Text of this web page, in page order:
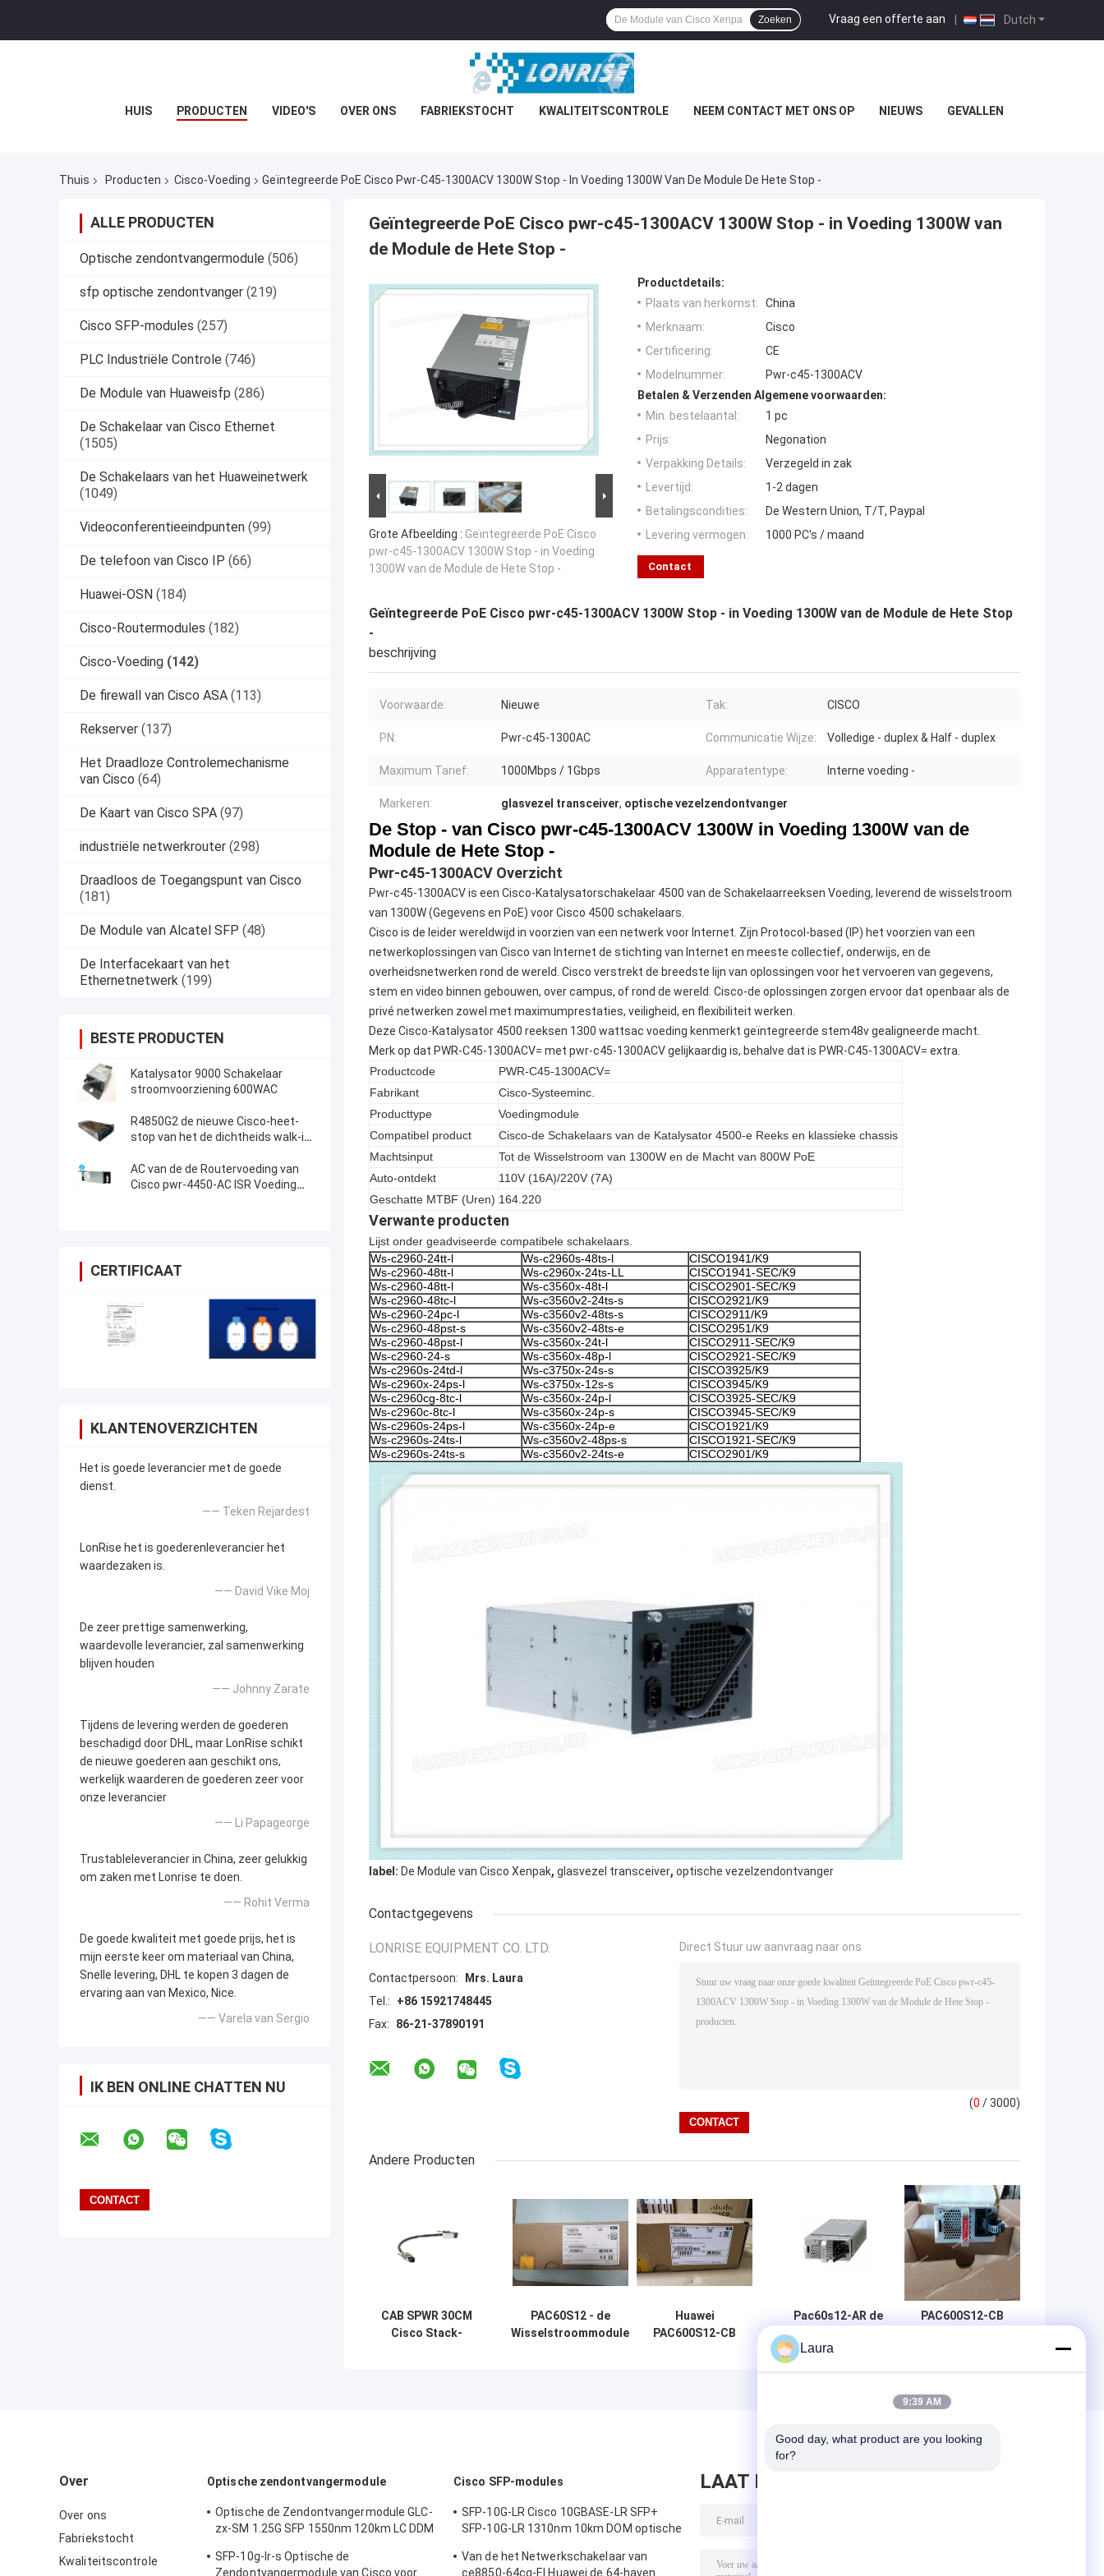
Dutch
Vraag een offerte aan |
Zoeken
HUIS PRODUCTEN VIDEO'S OVER ONS FABRIEKSTOCHT KWALITEITSCONTROLE NEEM CONTACT MET ONS OP NIEUWS GEVALLEN
Thuis Producten Cisco-Voeding Geïntegreerde PoE Cisco Pwr-C45-1300ACV 1300W Stop ‑ In Voeding 1300W Van De Module De Hete Stop ‑
ALLE PRODUCTEN
Optische zendontvangermodule (506)
sfp optische zendontvanger (219)
Cisco SFP-modules (257)
PLC Industriële Controle (746)
De Module van Huaweisfp (286)
De Schakelaar van Cisco Ethernet
(1505)
De Schakelaars van het Huaweinetwerk
(1049)
Videoconferentieeindpunten (99)
De telefoon van Cisco IP (66)
Huawei-OSN (184)
Cisco-Routermodules (182)
Cisco-Voeding (142)
De firewall van Cisco ASA (113)
Rekserver (137)
Het Draadloze Controlemechanisme
van Cisco (64)
De Kaart van Cisco SPA (97)
industriële netwerkrouter (298)
Draadloos de Toegangspunt van Cisco
(181)
De Module van Alcatel SFP (48)
De Interfacekaart van het
Ethernetnetwerk (199)
BESTE PRODUCTEN
Katalysator 9000 Schakelaar
stroomvoorziening 600WAC
R4850G2 de nieuwe Cisco-heet-
stop van het de dichtheids walk-in
AC van de de Routervoeding van
Cisco pwr-4450-AC ISR Voeding
CERTIFICAAT
KLANTENOVERZICHTEN
Het is goede leverancier met de goede
dienst.
—— Teken Rejardest
LonRise het is goederenleverancier het
waardezaken is.
—— David Vike Moj
De zeer prettige samenwerking,
waardevolle leverancier, zal samenwerking
blijven houden
—— Johnny Zarate
Tijdens de levering werden de goederen
beschadigd door DHL, maar LonRise schikt
de nieuwe goederen aan geschikt ons,
werkelijk waarderen de goederen zeer voor
onze leverancier
—— Li Papageorge
Trustableleverancier in China, zeer gelukkig
om zaken met Lonrise te doen.
—— Rohit Verma
De goede kwaliteit met goede prijs, het is
mijn eerste keer om materiaal van China,
Snelle levering, DHL te kopen 3 dagen de
ervaring aan van Mexico, Nice.
—— Varela van Sergio
IK BEN ONLINE CHATTEN NU
Geïntegreerde PoE Cisco pwr-c45-1300ACV 1300W Stop ‑ in Voeding 1300W van
de Module de Hete Stop ‑
Grote Afbeelding : Geïntegreerde PoE Cisco
pwr-c45-1300ACV 1300W Stop ‑ in Voeding
1300W van de Module de Hete Stop ‑
Productdetails:
Plaats van herkomst:
China
Merknaam:
Cisco
Certificering:
CE
Modelnummer:
Pwr-c45-1300ACV
Betalen & Verzenden Algemene voorwaarden:
Min. bestelaantal:
1 pc
Prijs:
Negonation
Verpakking Details:
Verzegeld in zak
Levertijd:
1-2 dagen
Betalingscondities:
De Western Union, T/T, Paypal
Levering vermogen:
1000 PC's / maand
Contact
Geïntegreerde PoE Cisco pwr-c45-1300ACV 1300W Stop ‑ in Voeding 1300W van de Module de Hete Stop
‑
beschrijving
Voorwaarde: Nieuwe Tak: CISCO
PN: Pwr-c45-1300AC Communicatie Wijze: Volledige - duplex & Half - duplex
Maximum Tarief: 1000Mbps / 1Gbps Apparatentype: Interne voeding -
Markeren: glasvezel transceiver, optische vezelzendontvanger
De Stop ‑ van Cisco pwr-c45-1300ACV 1300W in Voeding 1300W van de
Module de Hete Stop ‑
Pwr-c45-1300ACV Overzicht
Pwr-c45-1300ACV is een Cisco-Katalysatorschakelaar 4500 van de Schakelaarreeksen Voeding, leverend de wisselstroom
van 1300W (Gegevens en PoE) voor Cisco 4500 schakelaars.
Cisco is de leider wereldwijd in voorzien van een netwerk voor Internet. Zijn Protocol-based (IP) het voorzien van een
netwerkoplossingen van Cisco van Internet de stichting van Internet en meeste collectief, onderwijs, en de
overheidsnetwerken rond de wereld. Cisco verstrekt de breedste lijn van oplossingen voor het vervoeren van gegevens,
stem en video binnen gebouwen, over campus, of rond de wereld. Cisco-de oplossingen zorgen ervoor dat openbaar als de
privé netwerken zowel met maximumprestaties, veiligheid, en flexibiliteit werken.
Deze Cisco-Katalysator 4500 reeksen 1300 wattsac voeding kenmerkt geïntegreerde stem48v gealigneerde macht.
Merk op dat PWR-C45-1300ACV= met pwr-c45-1300ACV gelijkaardig is, behalve dat is PWR-C45-1300ACV= extra.
Productcode
PWR-C45-1300ACV=
Fabrikant
Cisco-Systeeminc.
Producttype
Voedingmodule
Compatibel product
Cisco-de Schakelaars van de Katalysator 4500-e Reeks en klassieke chassis
Machtsinput
Tot de Wisselstroom van 1300W en de Macht van 800W PoE
Auto-ontdekt
110V (16A)/220V (7A)
Geschatte MTBF (Uren) 164.220
Verwante producten
Lijst onder geadviseerde compatibele schakelaars.
Ws-c2960-24tt-l
Ws-c2960s-48ts-l
CISCO1941/K9
Ws-c2960-48tt-l
Ws-c2960x-24ts-LL
CISCO1941-SEC/K9
Ws-c2960-48tt-l
Ws-c3560x-48t-l
CISCO2901-SEC/K9
Ws-c2960-48tc-l
Ws-c3560v2-24ts-s
CISCO2921/K9
Ws-c2960-24pc-l
Ws-c3560v2-48ts-s
CISCO2911/K9
Ws-c2960-48pst-s
Ws-c3560v2-48ts-e
CISCO2951/K9
Ws-c2960-48pst-l
Ws-c3560x-24t-l
CISCO2911-SEC/K9
Ws-c2960-24-s
Ws-c3560x-48p-l
CISCO2921-SEC/K9
Ws-c2960s-24td-l
Ws-c3750x-24s-s
CISCO3925/K9
Ws-c2960x-24ps-l
Ws-c3750x-12s-s
CISCO3945/K9
Ws-c2960cg-8tc-l
Ws-c3560x-24p-l
CISCO3925-SEC/K9
Ws-c2960c-8tc-l
Ws-c3560x-24p-s
CISCO3945-SEC/K9
Ws-c2960s-24ps-l
Ws-c3560x-24p-e
CISCO1921/K9
Ws-c2960s-24ts-l
Ws-c3560v2-48ps-s
CISCO1921-SEC/K9
Ws-c2960s-24ts-s
Ws-c3560v2-24ts-e CISCO2901/K9
label: De Module van Cisco Xenpak, glasvezel transceiver, optische vezelzendontvanger
Contactgegevens
LONRISE EQUIPMENT CO. LTD.
Contactpersoon:
Mrs. Laura
Tel.:
+86 15921748445
Fax:
86-21-37890191
Direct Stuur uw aanvraag naar ons
(0 / 3000)
Andere Producten
CAB SPWR 30CM
Cisco Stack-
PAC60S12 - de
Wisselstroommodule
Huawei
PAC600S12-CB
Pac60s12-AR de
Wisselstroommodule
van huawei 60W voor
PAC600S12-CB
Over
Over ons
Fabriekstocht
Kwaliteitscontrole
Optische zendontvangermodule
Optische de Zendontvangermodule GLC-
zx-SM 1.25G SFP 1550nm 120km LC DDM
SFP-10g-lr-s Optische de
Zendontvangermodule van Cisco voor
Cisco SFP-modules
SFP-10G-LR Cisco 10GBASE-LR SFP+
SFP-10G-LR 1310nm 10km DOM optische
Van de het Netwerkschakelaar van
ce8850-64cq-EI Huawei de 64-haven
LAAT BERICHT ACHTER
Laura
9:39 AM
Good day, what product are you looking
for?